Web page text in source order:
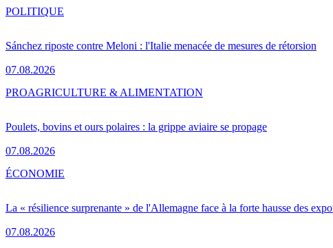
Sánchez riposte contre Meloni : l'Italie menacée de mesures de rétorsion
07.08.2026
POLITIQUE
Poulets, bovins et ours polaires : la grippe aviaire se propage
07.08.2026
PROAGRICULTURE & ALIMENTATION
La « résilience surprenante » de l'Allemagne face à la forte hausse des
07.08.2026
ÉCONOMIE